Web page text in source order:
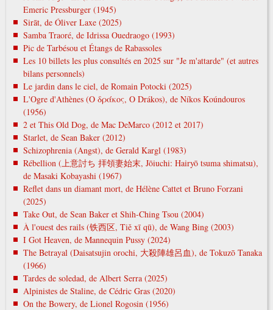
Emeric Pressburger (1945)
Sirāt, de Óliver Laxe (2025)
Samba Traoré, de Idrissa Ouedraogo (1993)
Pic de Tarbésou et Étangs de Rabassoles
Les 10 billets les plus consultés en 2025 sur "Je m'attarde" (et autres
bilans personnels)
Le jardin dans le ciel, de Romain Potocki (2025)
L'Ogre d'Athènes (Ο δράκος, O Drákos), de Níkos Koúndouros
(1956)
2 et This Old Dog, de Mac DeMarco (2012 et 2017)
Starlet, de Sean Baker (2012)
Schizophrenia (Angst), de Gerald Kargl (1983)
Rébellion (上意討ち 拝領妻始末, Jōiuchi: Hairyō tsuma shimatsu),
de Masaki Kobayashi (1967)
Reflet dans un diamant mort, de Hélène Cattet et Bruno Forzani
(2025)
Take Out, de Sean Baker et Shih-Ching Tsou (2004)
À l'ouest des rails (铁西区, Tiě xī qū), de Wang Bing (2003)
I Got Heaven, de Mannequin Pussy (2024)
The Betrayal (Daisatsujin orochi, 大殺陣雄呂血), de Tokuzō Tanaka
(1966)
Tardes de soledad, de Albert Serra (2025)
Alpinistes de Staline, de Cédric Gras (2020)
On the Bowery, de Lionel Rogosin (1956)